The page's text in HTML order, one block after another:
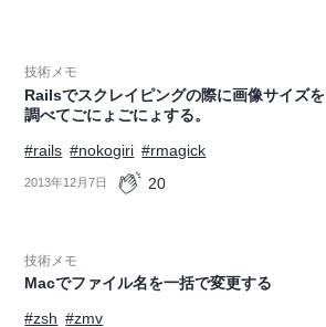
技術メモ
Railsでスクレイピングの際に画像サイズを
調べてごにょごにょする。
#rails #nokogiri #rmagick
2013年12月7日 20
技術メモ
Macでファイル名を一括で変更する
#zsh #zmv